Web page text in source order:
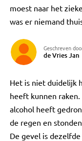
moest naar het
was er niemand
Geschreven
de Vries Jan
Het is niet duidelijk
heeft kunnen
alcohol heeft
de regen en
De gevel is